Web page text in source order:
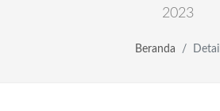
2023
Beranda Detail